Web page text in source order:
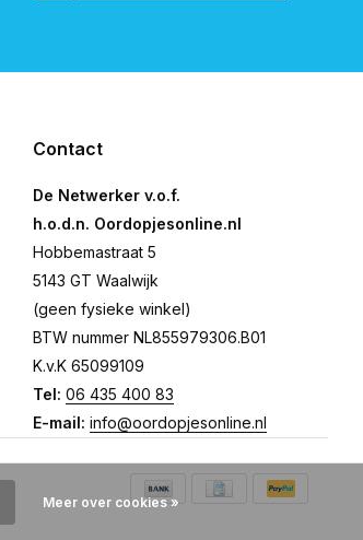
Contact
De Netwerker v.o.f.
h.o.d.n. Oordopjesonline.nl
Hobbemastraat 5
5143 GT Waalwijk
(geen fysieke winkel)
BTW nummer NL855979306.B01
K.v.K 65099109
Tel: 06 435 400 83
E-mail: info@oordopjesonline.nl
Meer over cookies »